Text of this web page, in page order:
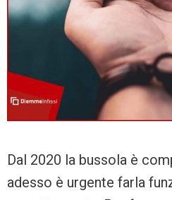
Dal 2020 la bussola è
adesso è urgente farla